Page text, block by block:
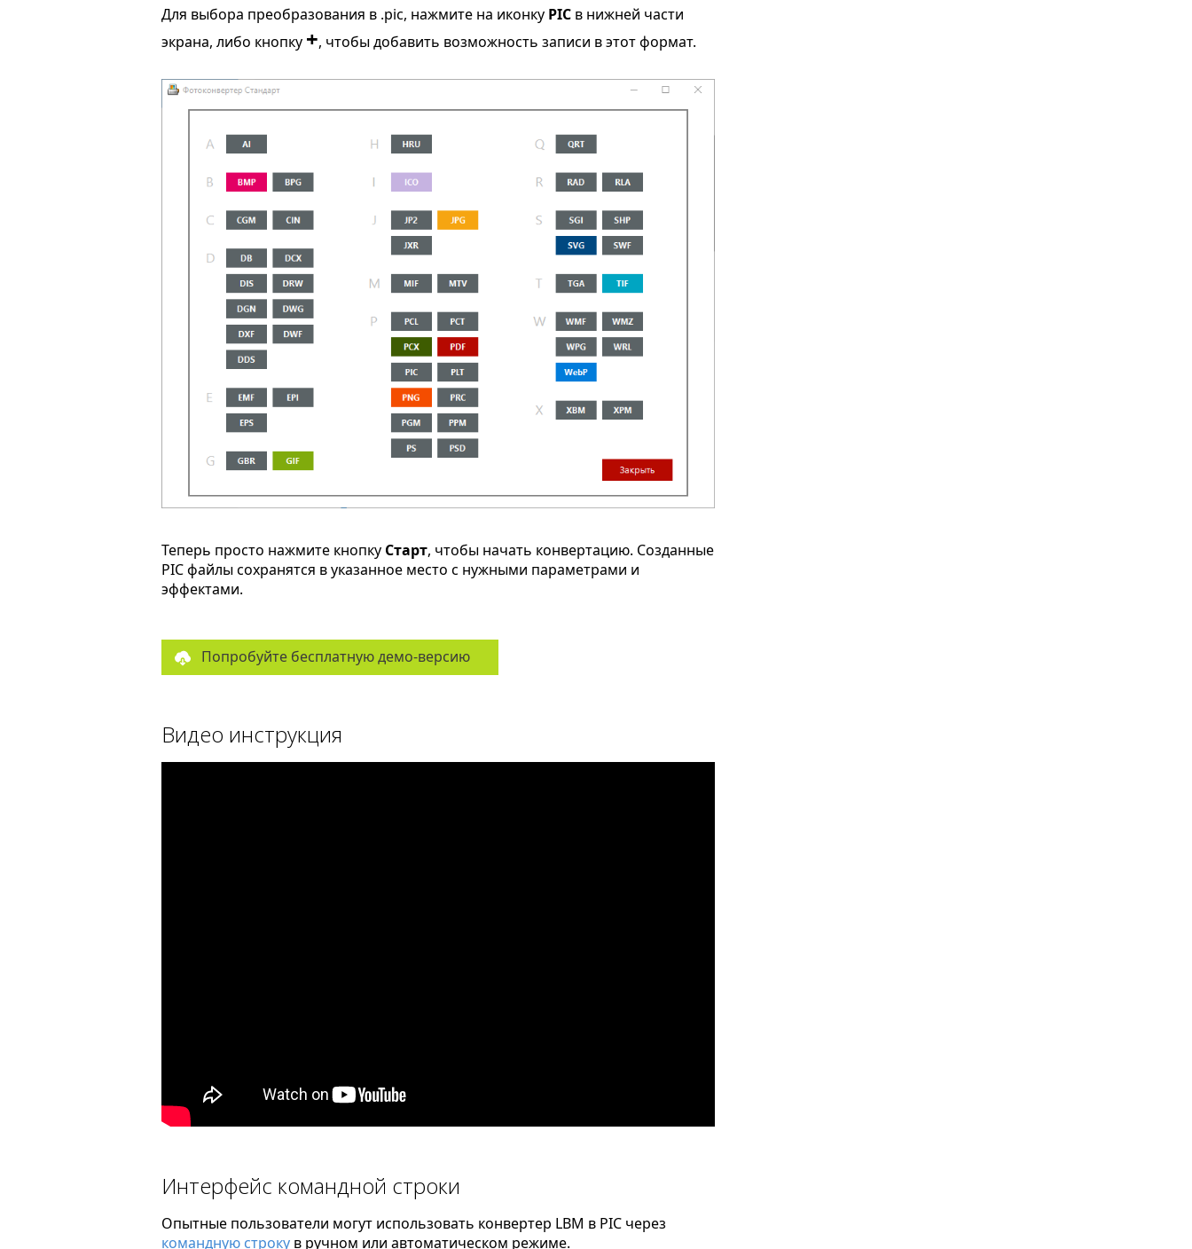
Для выбора преобразования в .pic, нажмите на иконку PICв нижней части
экрана, либо кнопку +, чтобы добавить возможность записи в этот формат.
Теперь просто нажмите кнопку Старт, чтобы начать конвертацию. Созданные
PIC файлы сохранятся в указанное место с нужными параметрами и
эффектами.
Попробуйте бесплатную демо-версию
Видео инструкция
Интерфейс командной строки
Опытные пользователи могут использовать конвертер LBM в PIC через
командную строкув ручном или автоматическом режиме.